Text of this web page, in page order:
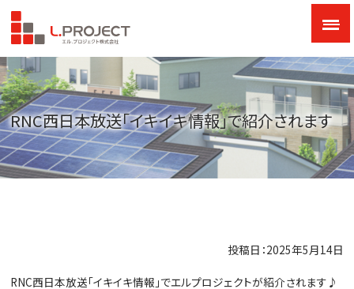
RNC西日本放送「イキイキ情報」で紹介されます
投稿日：2025年5月14日
RNC西日本放送「イキイキ情報」でエルプロジェクトが紹介されます♪